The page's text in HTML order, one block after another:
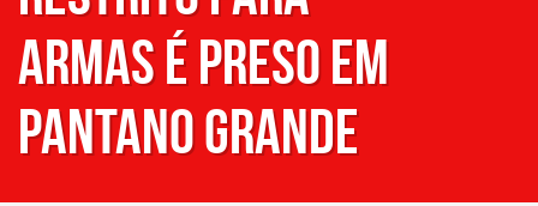
armas é preso em
Pantano Grande